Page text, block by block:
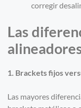
corregir
Las
1. Brackets fijos
Las mayores